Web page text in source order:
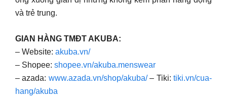
và trẻ trung.
GIAN HÀNG TMĐT AKUBA:
– Website: akuba.vn/
– Shopee: shopee.vn/akuba.menswear
– azada: www.azada.vn/shop/akuba/– Tiki:tiki.vn/cua-
hang/akuba